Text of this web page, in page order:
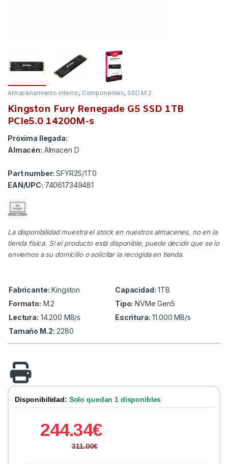
Almacenamiento interno, Componentes, SSD M.2
Kingston Fury Renegade G5 SSD 1TB
PCIe5.0 14200M-s
Próxima llegada:
Almacén: Almacen D
Part number:SFYR2S/1T0
EAN/UPC: 740617349481
La disponibilidad muestra el stock en nuestros almacenes, no en la
tienda física. Si el producto está disponible, puede decidir que se lo
enviemos a su domicilio o solicitar la recogida en tienda.
Fabricante: Kingston Capacidad: 1TB
Formato: M.2 Tipo: NVMe Gen5
Lectura: 14.200 MB/s Escritura: 11.000 MB/s
Tamaño M.2: 2280
Disponibilidad: Solo quedan 1 disponibles
244.34€
311.00€